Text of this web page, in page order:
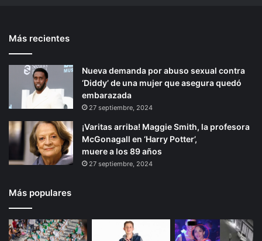
Más recientes
Nueva demanda por abuso sexual contra
‘Diddy’ de una mujer que asegura quedó
embarazada
27 septiembre, 2024
¡Varitas arriba! Maggie Smith, la profesora
McGonagall en ‘Harry Potter’,
muere a los 89 años
27 septiembre, 2024
Más populares